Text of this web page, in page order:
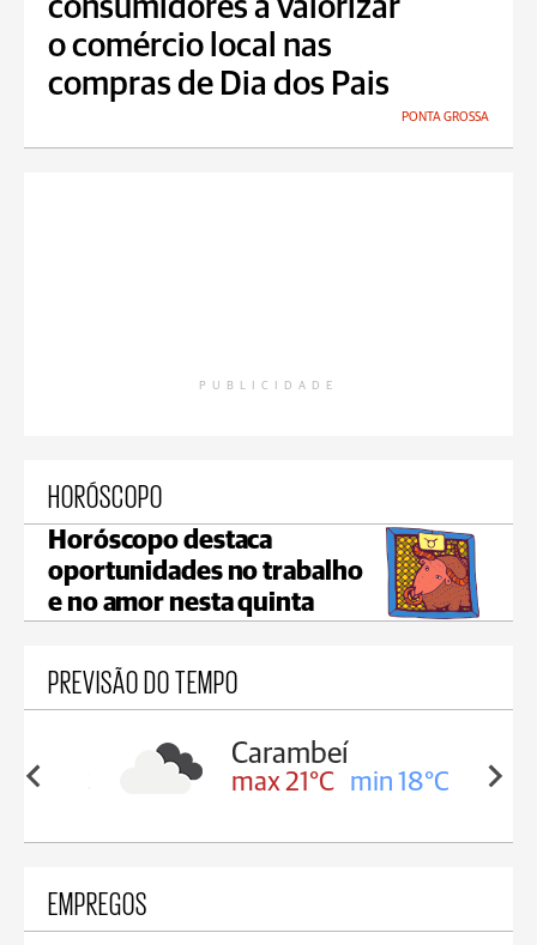
consumidores a valorizar
o comércio local nas
compras de Dia dos Pais
PONTA GROSSA
PUBLICIDADE
HORÓSCOPO
Horóscopo destaca
oportunidades no trabalho
e no amor nesta quinta
PREVISÃO DO TEMPO
19°C
Carambeí
max 21°C min 18°C
EMPREGOS